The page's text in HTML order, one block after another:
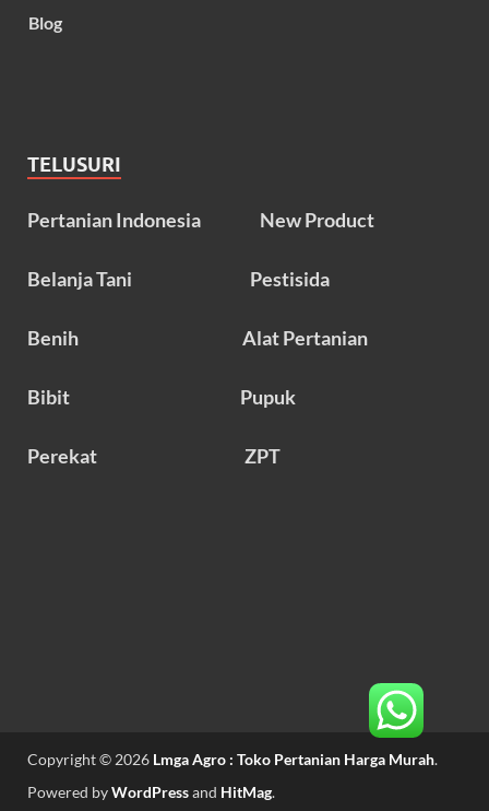
Blog
TELUSURI
Pertanian Indonesia New Product
Belanja Tani Pestisida
Benih Alat Pertanian
Bibit Pupuk
Perekat ZPT
Copyright © 2026 Lmga Agro : Toko Pertanian Harga Murah.
Powered byWordPressand HitMag.